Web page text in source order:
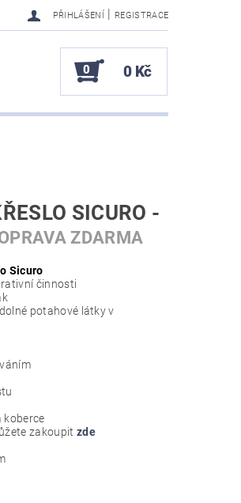
PŘIHLÁŠENÍ | REGISTRACE
0 0 Kč
SICURO -
ZDARMA
Sicuro
činnosti
potahové látky v
koberce
zakoupit zde